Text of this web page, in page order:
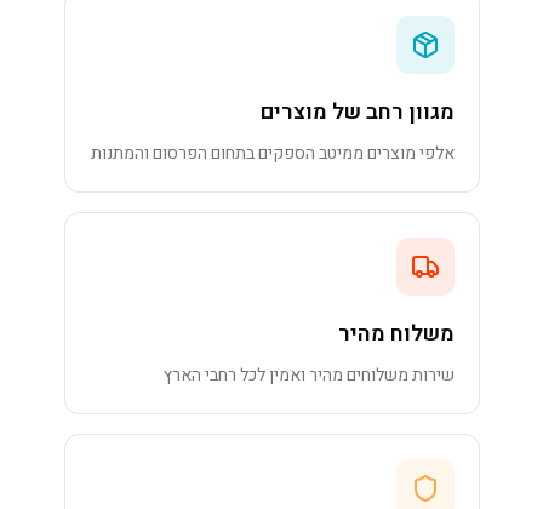
מגוון רחב של מוצרים
אלפי מוצרים ממיטב הספקים בתחום הפרסום והמתנות
משלוח מהיר
שירות משלוחים מהיר ואמין לכל רחבי הארץ